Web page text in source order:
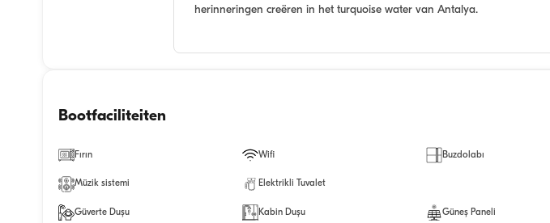
herinneringen creëren in het turquoise water van Antalya.
Bootfaciliteiten
Fırın Wifi Buzdolabı
Müzik sistemi Elektrikli Tuvalet
Güverte Duşu Kabin Duşu Güneş Paneli